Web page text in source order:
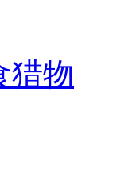
猎物